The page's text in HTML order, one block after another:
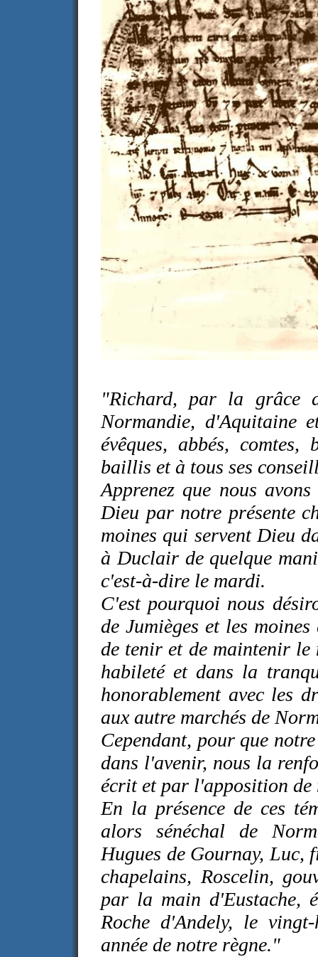
"Richard, par la grâce
Normandie, d'Aquitaine
évêques, abbés, comtes,
baillis et à tous ses
Apprenez que nous
Dieu par notre présente
moines qui servent Dieu
à Duclair de quelque
c'est-à-dire le mardi.
C'est pourquoi nous
de Jumièges et les
de tenir et de maintenir le
habileté et dans la
honorablement avec les
aux autre marchés de
Cependant, pour que
dans l'avenir, nous la
écrit et par l'apposition de
En la présence de ces
alors sénéchal de
Hugues de Gournay, Luc,
chapelains, Roscelin,
par la main d'Eustache,
Roche d'Andely, le
année de notre règne."